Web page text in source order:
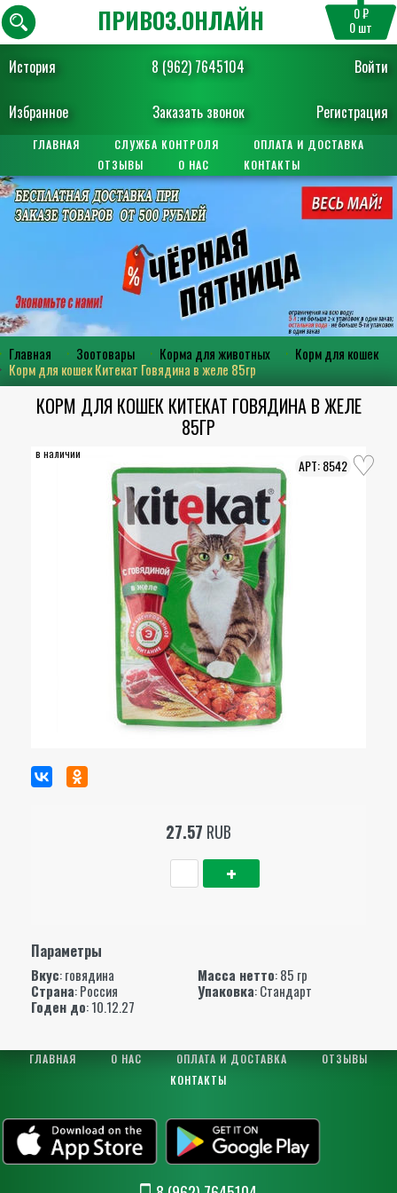
История 8 (962) 7645104 Войти
Избранное Заказать звонок Регистрация
ПРИВОЗ.ОНЛАЙН 0 ₽
0шт
ГЛАВНАЯ СЛУЖБА КОНТРОЛЯ
ОПЛАТА И ДОСТАВКА
ОТЗЫВЫ
О НАС КОНТАКТЫ
Главная Зоотовары Корма для животных
Корм для кошек
Корм для кошек Китекат Говядина в желе 85гр
КОРМ ДЛЯ КОШЕК КИТЕКАТ ГОВЯДИНА В ЖЕЛЕ
85ГР
в наличии
8542
27.57 RUB
Параметры
Вкус: говядина Масса нетто: 85 гр
Страна: Россия Упаковка: Стандарт
Годен до: 10.12.27
ГЛАВНАЯ О НАС ОПЛАТА И ДОСТАВКА
ОТЗЫВЫ
КОНТАКТЫ